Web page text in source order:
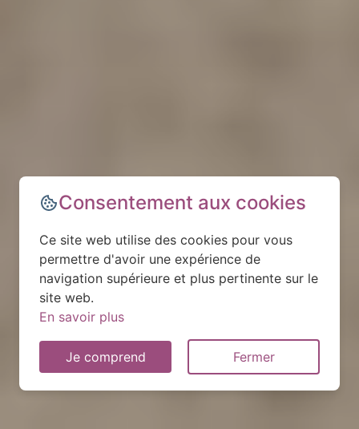
Consentement aux cookies
Ce site web utilise des cookies pour vous
permettre d'avoir une expérience de
navigation supérieure et plus pertinente sur le
site web.
En savoir plus
Je comprend Fermer